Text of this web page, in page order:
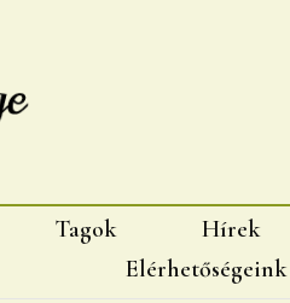
Tagok Hírek
Elérhetőségeink